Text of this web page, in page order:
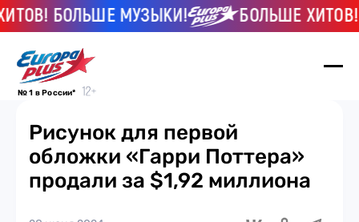
БОЛЬШЕ МУЗЫКИ! БОЛЬШЕ ХИТОВ!
№ 1 в России*
Рисунок для первой
обложки «Гарри Поттера»
продали за $1,92 миллиона